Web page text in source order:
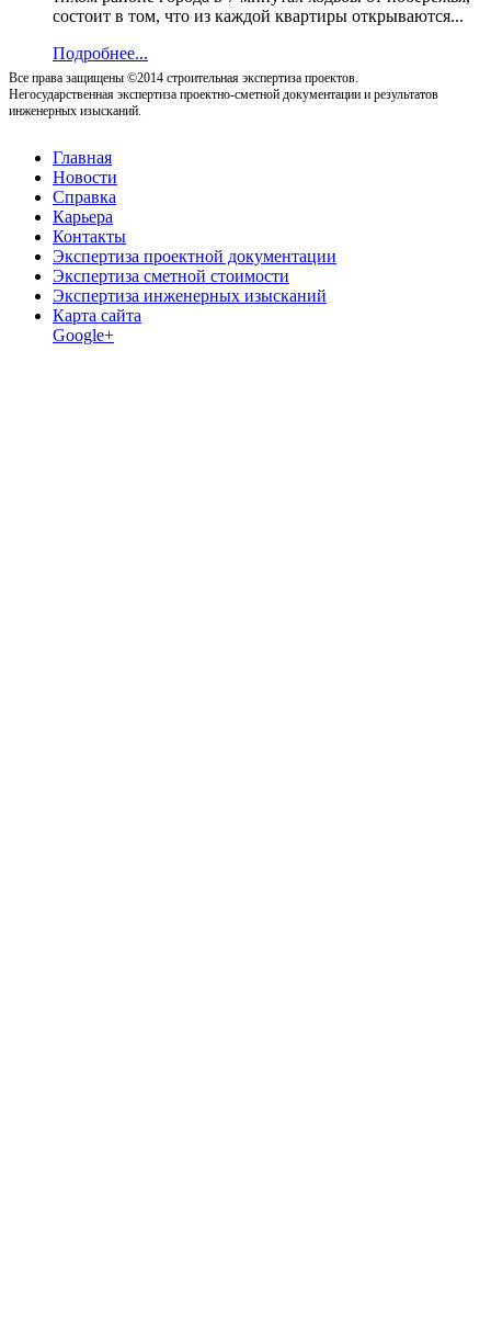
состоит в том, что из каждой квартиры открываются...
Подробнее...
Все права защищены ©2014 строительная экспертиза проектов.
Негосударственная экспертиза проектно-сметной документации и результатов
инженерных изысканий.
Главная
Новости
Справка
Карьера
Контакты
Экспертиза проектной документации
Экспертиза сметной стоимости
Экспертиза инженерных изысканий
Карта сайта
Google+